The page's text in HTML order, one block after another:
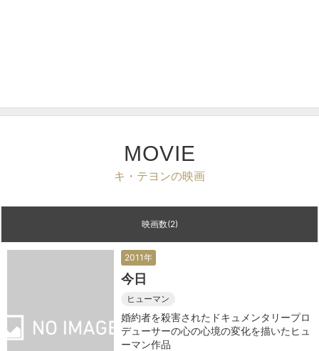
MOVIE
キ・テヨンの映画
映画数(2)
2011年
今日
ヒューマン
婚約者を殺害されたドキュメンタリープロ
デューサーの心の心境の変化を描いたヒュ
ーマン作品